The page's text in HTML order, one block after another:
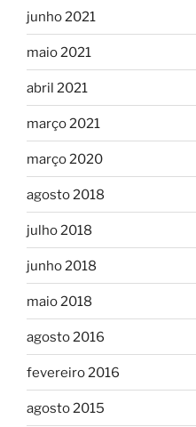
junho 2021
maio 2021
abril 2021
março 2021
março 2020
agosto 2018
julho 2018
junho 2018
maio 2018
agosto 2016
fevereiro 2016
agosto 2015